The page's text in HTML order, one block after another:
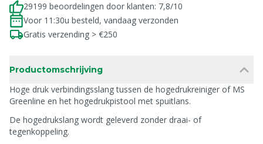
29199 beoordelingen door klanten: 7,8/10
Voor 11:30u besteld, vandaag verzonden
Gratis verzending > €250
Productomschrijving
Hoge druk verbindingsslang tussen de hogedrukreiniger of MS
Greenline en het hogedrukpistool met spuitlans.
De hogedrukslang wordt geleverd zonder draai- of
tegenkoppeling.